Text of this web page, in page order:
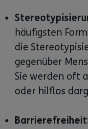
häufigsten
die
gegenüber
Sie werden oft
oder hilflos